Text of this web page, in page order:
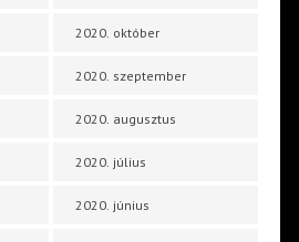
2020. október
2020. szeptember
2020. augusztus
2020. július
2020. június